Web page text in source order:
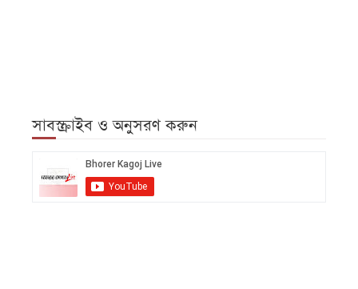
সাবস্ক্রাইব ও অনুসরণ করুন